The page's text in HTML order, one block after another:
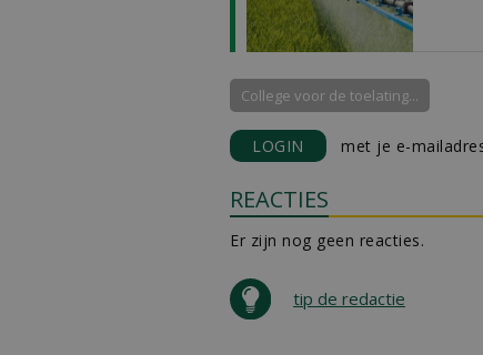
College voor de toelating...
LOGIN met je e-
REACTIES
Er zijn nog geen reacties.
tip de redactie